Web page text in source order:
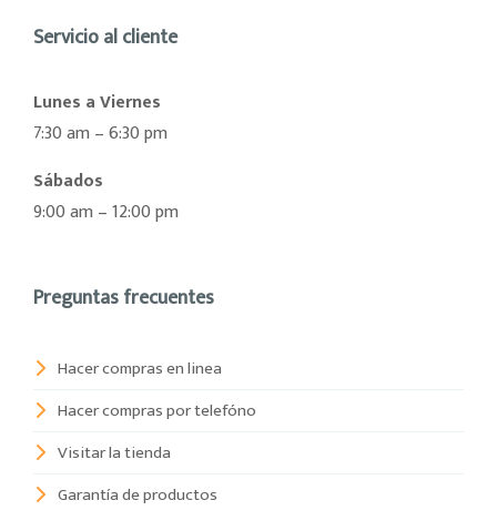
Servicio al cliente
Lunes a Viernes
7:30 am – 6:30 pm
Sábados
9:00 am – 12:00 pm
Preguntas frecuentes
Hacer compras en linea
Hacer compras por telefóno
Visitar la tienda
Garantía de productos